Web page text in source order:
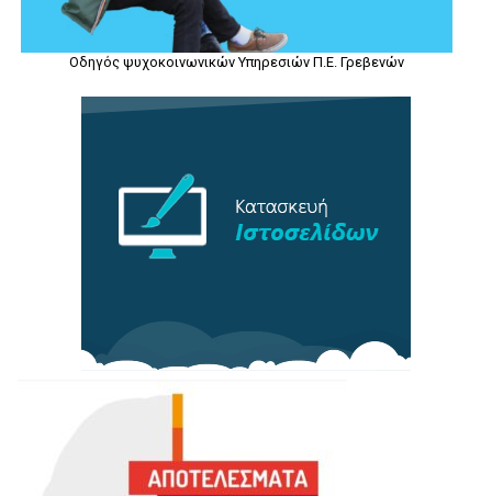
Οδηγός ψυχοκοινωνικών Υπηρεσιών Π.Ε. Γρεβενών